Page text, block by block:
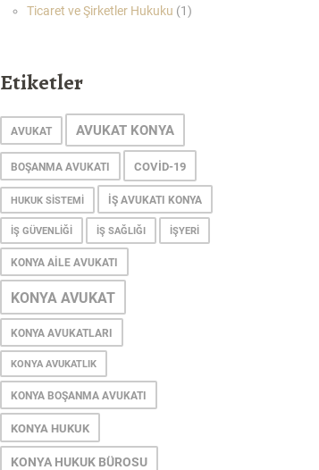
Ticaret ve Şirketler Hukuku (1)
Etiketler
AVUKAT AVUKAT KONYA
BOŞANMA AVUKATI COVID-19
HUKUK SISTEMI IŞ AVUKATI KONYA
IŞ GÜVENLIĞI IŞ SAĞLIĞI IŞYERI
KONYA AILE AVUKATI
KONYA AVUKAT
KONYA AVUKATLARI
KONYA AVUKATLIK
KONYA BOŞANMA AVUKATI
KONYA HUKUK
KONYA HUKUK BÜROSU